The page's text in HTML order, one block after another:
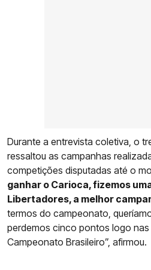
Durante a entrevista coletiva, o
ressaltou as campanhas
competições disputadas até o
ganhar o Carioca, fizemos
Libertadores, a melhor
termos do campeonato,
perdemos cinco pontos logo
Campeonato Brasileiro”, afirmou.